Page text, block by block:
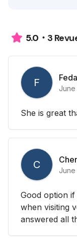
5.0 3
F June
She is great
C June
Good option
when visiting
answered all